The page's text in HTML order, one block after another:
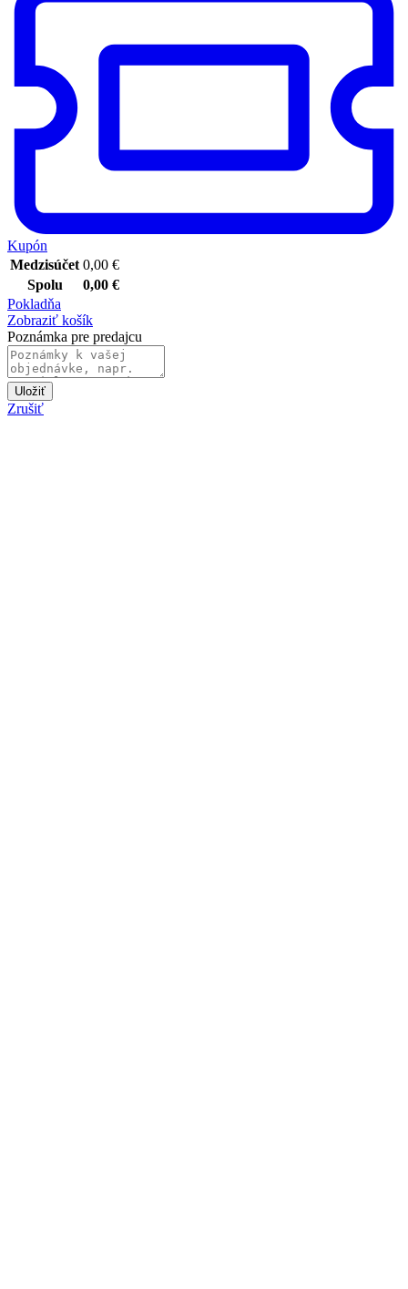
Kupón
Medzisúčet 0,00 €
Spolu
0,00 €
Pokladňa
Zobraziť košík
Poznámka pre predajcu
Uložiť
Zrušiť